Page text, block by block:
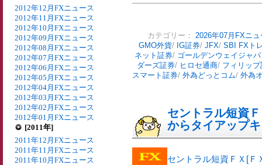
2012年12月FXニュース
2012年11月FXニュース
2012年10月FXニュース
2012年09月FXニュース
2012年08月FXニュース
2012年07月FXニュース
2012年06月FXニュース
2012年05月FXニュース
2012年04月FXニュース
2012年03月FXニュース
2012年02月FXニュース
2012年01月FXニュース
[2011年]
2011年12月FXニュース
2011年11月FXニュース
2011年10月FXニュース
カテゴリー： 2026年07月FXニュ
GMO外貨/ IG証券/ JFX/ SBI FXト
ネット証券/ ゴールデンウェイジャ
ダーズ証券/ ヒロセ通商/ フィリップ
スマート証券/ 外為どっとコム/ 外為
セントラル短資
からタイアップ
セントラル短資ＦＸ[Ｆ